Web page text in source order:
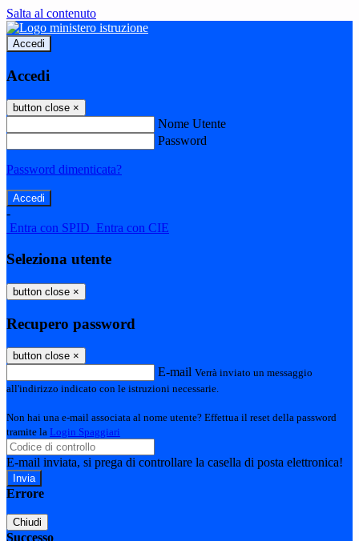
Salta al contenuto
Accedi
Accedi
button close ×
Nome Utente
Password
Password dimenticata?
-
Entra con SPID Entra con CIE
Seleziona utente
button close ×
Recupero password
button close ×
E-mail Verrà inviato un messaggio
all'indirizzo indicato con le istruzioni necessarie.
Non hai una e-mail associata al nome utente? Effettua il reset della password
tramite la Login Spaggiari
E-mail inviata, si prega di controllare la casella di posta elettronica!
Errore
Chiudi
Successo